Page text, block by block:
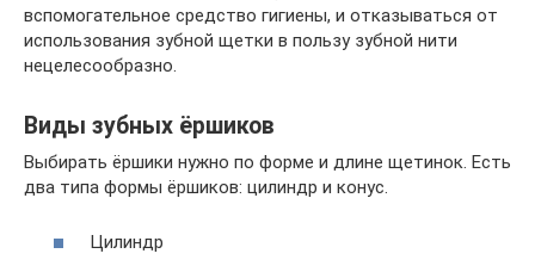
вспомогательное средство гигиены, и отказываться от
использования зубной щетки в пользу зубной нити
нецелесообразно.
Виды зубных ёршиков
Выбирать ёршики нужно по форме и длине щетинок. Есть
два типа формы ёршиков: цилиндр и конус.
Цилиндр